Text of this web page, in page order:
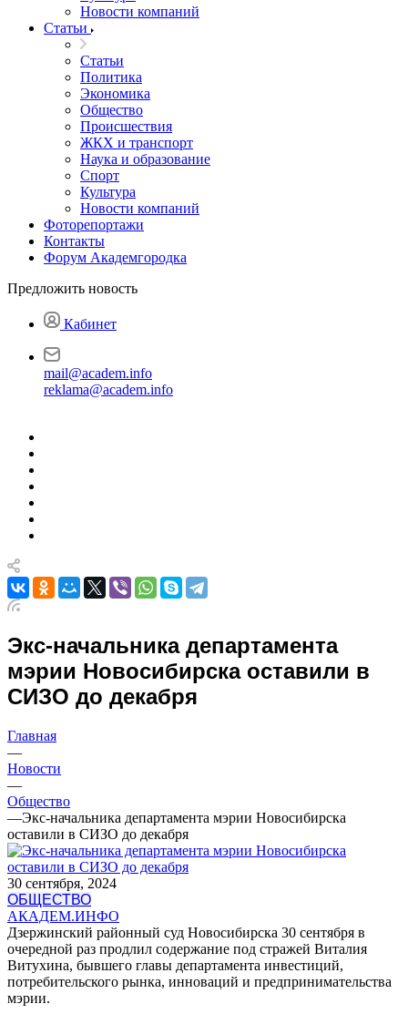
Новости компаний
Статьи
Статьи
Политика
Экономика
Общество
Происшествия
ЖКХ и транспорт
Наука и образование
Спорт
Культура
Новости компаний
Фоторепортажи
Контакты
Форум Академгородка
Предложить новость
Кабинет
mail@academ.info
reklama@academ.info
Экс-начальника департамента
мэрии Новосибирска оставили в
СИЗО до декабря
Главная
—
Новости
—
Общество
—Экс-начальника департамента мэрии Новосибирска
оставили в СИЗО до декабря
30 сентября, 2024
ОБЩЕСТВО
АКАДЕМ.ИНФО
Дзержинский районный суд Новосибирска 30 сентября в
очередной раз продлил содержание под стражей Виталия
Витухина, бывшего главы департамента инвестиций,
потребительского рынка, инноваций и предпринимательства
мэрии.